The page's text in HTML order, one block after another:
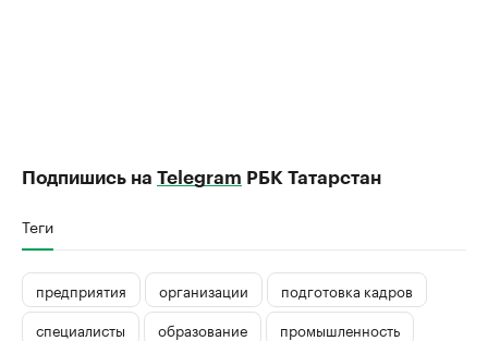
Подпишись на Telegram РБК Татарстан
Теги
предприятия организации
подготовка кадров
специалисты
образование
промышленность